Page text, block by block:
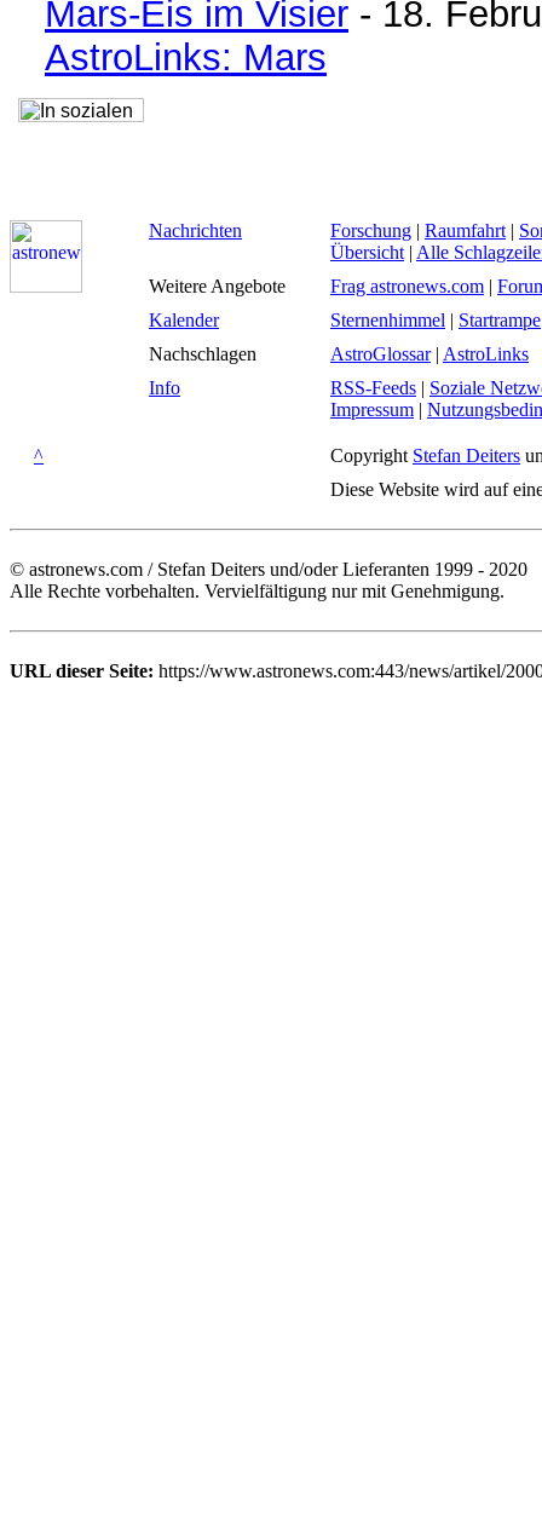
Mars-Eis im Visier - 18.
AstroLinks: Mars
Nachrichten Forschung | Raumfahrt |
Übersicht | Alle
Weitere Angebote
Frag astronews.com |
Kalender
Sternenhimmel | Startrampe
Nachschlagen
AstroGlossar| AstroLinks
Info
RSS-Feeds | Soziale
Impressum |
^ Copyright Stefan Deiters
Diese Website wird auf
© astronews.com / Stefan Deiters und/oder Lieferanten 1999 - 2020
Alle Rechte vorbehalten. Vervielfältigung nur mit Genehmigung.
URL dieser Seite: https://www.astronews.com:443/news/artikel/